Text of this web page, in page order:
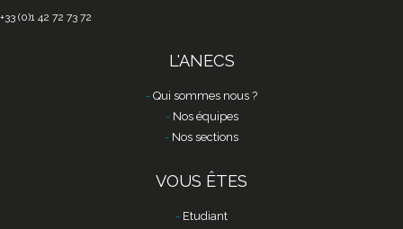
+33 (0)1 42 72 73 72
L'ANECS
Qui sommes nous ?
Nos équipes
Nos sections
VOUS ÊTES
Etudiant